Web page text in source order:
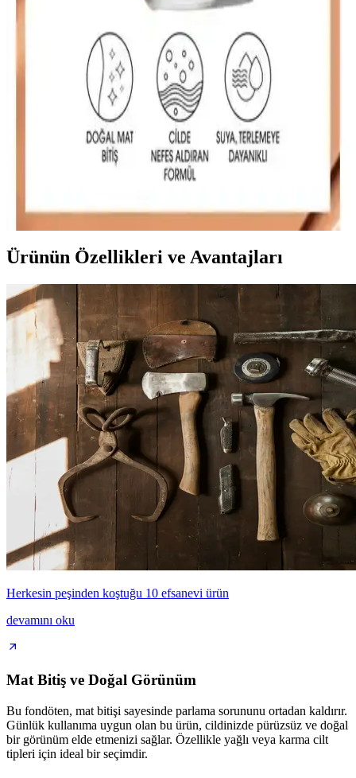
Note Cosmetique ve Note Mattifying Fondöten
Karşılaştırması: Özellikler ve Kullanıcı Yorumları
İki fondötenin özellikleri, kullanıcı yorumları ve performansları
detaylı karşılaştırmasıyla, cilt tipinize uygun en iyi makyaj ürününü
seçmenize yardımcı oluyoruz.
Mac Fondötenleri Karşılaştırması: Studio Fix Fluid
SPF15 ve Studio Radiance Serum-powered Ürünleri
Mac'in iki popüler fondöteni Studio Fix Fluid SPF15 ve Studio
Radiance Serum-powered arasında kapsamlı karşılaştırma.
yapın.
Ürünün Özellikleri ve Avantajları
Herkesin peşinden koştuğu 10 efsanevi ürün
devamını oku
Mat Bitiş ve Doğal Görünüm
Bu fondöten, mat bitişi sayesinde parlama sorununu ortadan kaldırır.
Günlük kullanıma uygun olan bu ürün, cildinizde pürüzsüz ve doğal
bir görünüm elde etmenizi sağlar. Özellikle yağlı veya karma cilt
tipleri için ideal bir seçimdir.